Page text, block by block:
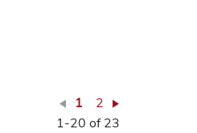
1
2
1-20 of 23